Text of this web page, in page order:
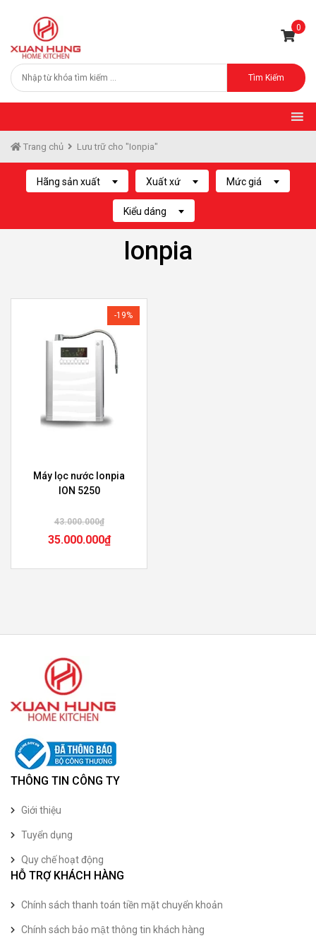
0
Tìm Kiếm
Trang chủ Lưu trữ cho "Ionpia"
Hãng sản xuất Xuất xứ Mức giá
Kiểu dáng
Ionpia
-19%
Máy lọc nước Ionpia
ION 5250
43.000.000₫
35.000.000₫
THÔNG TIN CÔNG TY
Giới thiệu
Tuyển dụng
Quy chế hoạt động
HỖ TRỢ KHÁCH HÀNG
Chính sách thanh toán tiền mặt chuyển khoản
Chính sách bảo mật thông tin khách hàng